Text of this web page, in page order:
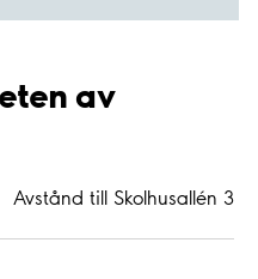
av
Avstånd till Skolhusallén 3